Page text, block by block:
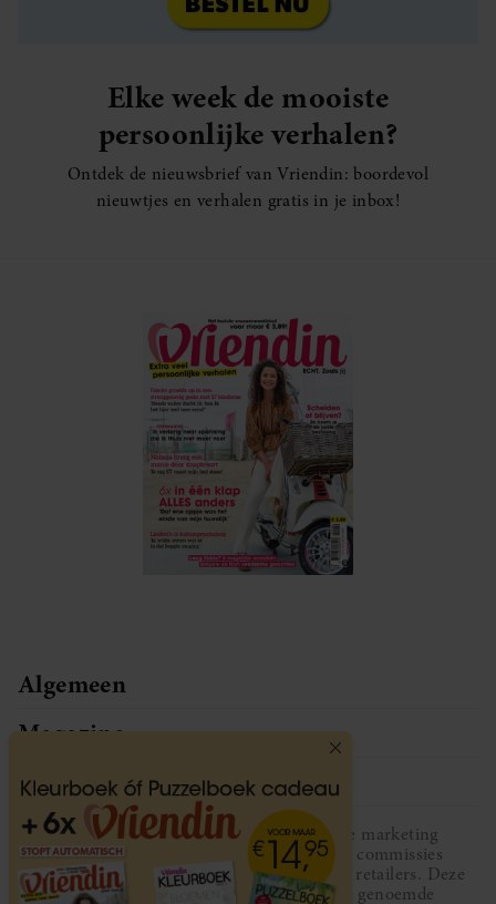
Elke week de mooiste
persoonlijke verhalen?
Ontdek de nieuwsbrief van Vriendin: boordevol
nieuwtjes en verhalen gratis in je inbox!
Algemeen
Magazine
Service
Vriendin participeert in diverse affiliate marketing
programma’s, dat houdt in dat Vriendin commissies
ontvangt voor aankopen middels links van retailers. Deze
website wordt niet gesponsord door de genoemde